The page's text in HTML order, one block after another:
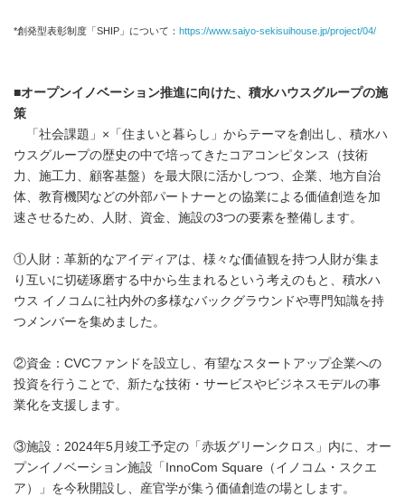
*創発型表彰制度「SHIP」について： https://www.saiyo-sekisuihouse.jp/project/04/
■オープンイノベーション推進に向けた、積水ハウスグループの施
策
「社会課題」×「住まいと暮らし」からテーマを創出し、積水ハ
ウスグループの歴史の中で培ってきたコアコンピタンス（技術
力、施工力、顧客基盤）を最大限に活かしつつ、企業、地方自治
体、教育機関などの外部パートナーとの協業による価値創造を加
速させるため、人財、資金、施設の3つの要素を整備します。
①人財：革新的なアイディアは、様々な価値観を持つ人財が集ま
り互いに切磋琢磨する中から生まれるという考えのもと、積水ハ
ウス イノコムに社内外の多様なバックグラウンドや専門知識を持
つメンバーを集めました。
②資金：CVCファンドを設立し、有望なスタートアップ企業への
投資を行うことで、新たな技術・サービスやビジネスモデルの事
業化を支援します。
③施設：2024年5月竣工予定の「赤坂グリーンクロス」内に、オー
プンイノベーション施設「InnoCom Square（イノコム・スクエ
ア）」を今秋開設し、産官学が集う価値創造の場とします。